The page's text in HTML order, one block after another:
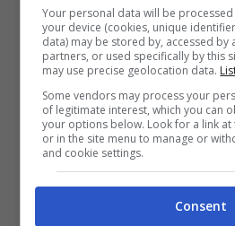
contratto scadeva il 30
dopodiché sarebbe
un consulente esterno
se su questo iFriedkin
averlo dentro a tutti gli
pressante da parte degli
Your personal data will be
your device (cookies, unique
data) may be stored by, accessed by
partners, or used specifically by this
may use precise geolocation data.
Some vendors may process your
of legitimate interest, which you can
your options below. Look for a link
or in the site menu to manage or
and cookie settings.
Consent